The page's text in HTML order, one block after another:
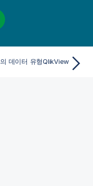
의 데이터 유형QlikView